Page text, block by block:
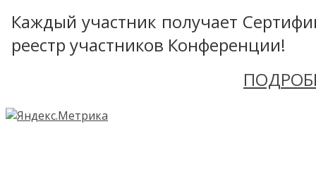
Каждый участник получает
реестр участников Конференции!